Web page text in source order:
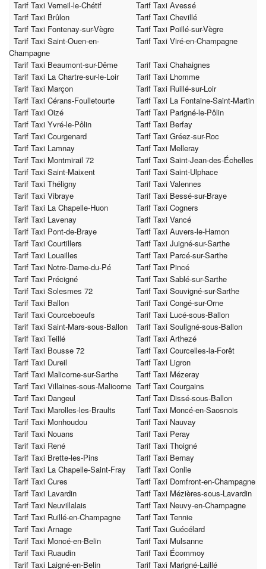
Tarif Taxi Verneil-le-Chétif
Tarif Taxi Avessé
Tarif Taxi Brûlon
Tarif Taxi Chevillé
Tarif Taxi Fontenay-sur-Vègre
Tarif Taxi Poillé-sur-Vègre
Tarif Taxi Saint-Ouen-en-
Champagne
Tarif Taxi Viré-en-Champagne
Tarif Taxi Beaumont-sur-Dême
Tarif Taxi Chahaignes
Tarif Taxi La Chartre-sur-le-Loir
Tarif Taxi Lhomme
Tarif Taxi Marçon
Tarif Taxi Ruillé-sur-Loir
Tarif Taxi Cérans-Foulletourte
Tarif Taxi La Fontaine-Saint-Martin
Tarif Taxi Oizé
Tarif Taxi Parigné-le-Pôlin
Tarif Taxi Yvré-le-Pôlin
Tarif Taxi Berfay
Tarif Taxi Courgenard
Tarif Taxi Gréez-sur-Roc
Tarif Taxi Lamnay
Tarif Taxi Melleray
Tarif Taxi Montmirail 72
Tarif Taxi Saint-Jean-des-Échelles
Tarif Taxi Saint-Maixent
Tarif Taxi Saint-Ulphace
Tarif Taxi Théligny
Tarif Taxi Valennes
Tarif Taxi Vibraye
Tarif Taxi Bessé-sur-Braye
Tarif Taxi La Chapelle-Huon
Tarif Taxi Cogners
Tarif Taxi Lavenay
Tarif Taxi Vancé
Tarif Taxi Pont-de-Braye
Tarif Taxi Auvers-le-Hamon
Tarif Taxi Courtillers
Tarif Taxi Juigné-sur-Sarthe
Tarif Taxi Louailles
Tarif Taxi Parcé-sur-Sarthe
Tarif Taxi Notre-Dame-du-Pé
Tarif Taxi Pincé
Tarif Taxi Précigné
Tarif Taxi Sablé-sur-Sarthe
Tarif Taxi Solesmes 72
Tarif Taxi Souvigné-sur-Sarthe
Tarif Taxi Ballon
Tarif Taxi Congé-sur-Orne
Tarif Taxi Courceboeufs
Tarif Taxi Lucé-sous-Ballon
Tarif Taxi Saint-Mars-sous-Ballon
Tarif Taxi Souligné-sous-Ballon
Tarif Taxi Teillé
Tarif Taxi Arthezé
Tarif Taxi Bousse 72
Tarif Taxi Courcelles-la-Forêt
Tarif Taxi Dureil
Tarif Taxi Ligron
Tarif Taxi Malicorne-sur-Sarthe
Tarif Taxi Mézeray
Tarif Taxi Villaines-sous-Malicorne Tarif Taxi Courgains
Tarif Taxi Dangeul
Tarif Taxi Dissé-sous-Ballon
Tarif Taxi Marolles-les-Braults
Tarif Taxi Moncé-en-Saosnois
Tarif Taxi Monhoudou
Tarif Taxi Nauvay
Tarif Taxi Nouans
Tarif Taxi Peray
Tarif Taxi René
Tarif Taxi Thoigné
Tarif Taxi Brette-les-Pins
Tarif Taxi Bernay
Tarif Taxi La Chapelle-Saint-Fray
Tarif Taxi Conlie
Tarif Taxi Cures
Tarif Taxi Domfront-en-Champagne
Tarif Taxi Lavardin
Tarif Taxi Mézières-sous-Lavardin
Tarif Taxi Neuvillalais
Tarif Taxi Neuvy-en-Champagne
Tarif Taxi Ruillé-en-Champagne
Tarif Taxi Tennie
Tarif Taxi Arnage
Tarif Taxi Guécélard
Tarif Taxi Moncé-en-Belin
Tarif Taxi Mulsanne
Tarif Taxi Ruaudin
Tarif Taxi Écommoy
Tarif Taxi Laigné-en-Belin
Tarif Taxi Marigné-Laillé